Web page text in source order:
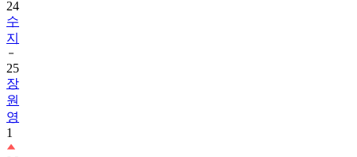
지
25
장
원
영
1
26
소